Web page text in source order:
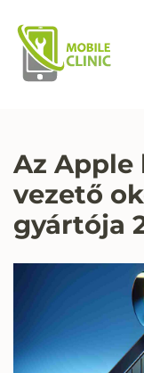
Az Apple
vezető
gyártója